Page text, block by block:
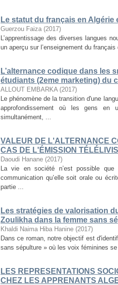
Le statut du français en
Guerzou Faiza (2017)
L’apprentissage des diverses langues
un aperçu sur l’enseignement du
L’alternance codique dans les
étudiants (2eme marketing) du
ALLOUT EMBARKA (2017)
Le phénomène de la transition d'une
approfondissement où les gens en
simultanément, ...
VALEUR DE L'ALTERNANCE
CAS DE L'ÉMISSION
Daoudi Hanane (2017)
La vie en société n’est possible
communication qu’elle soit orale ou
partie ...
Les stratégies de valorisation
Zoulikha dans la femme sans
Khaldi Naima Hiba Hanine (2017)
Dans ce roman, notre objectif est
sans sépulture » où les voix féminines
LES REPRESENTATIONS
CHEZ LES APPRENANTS